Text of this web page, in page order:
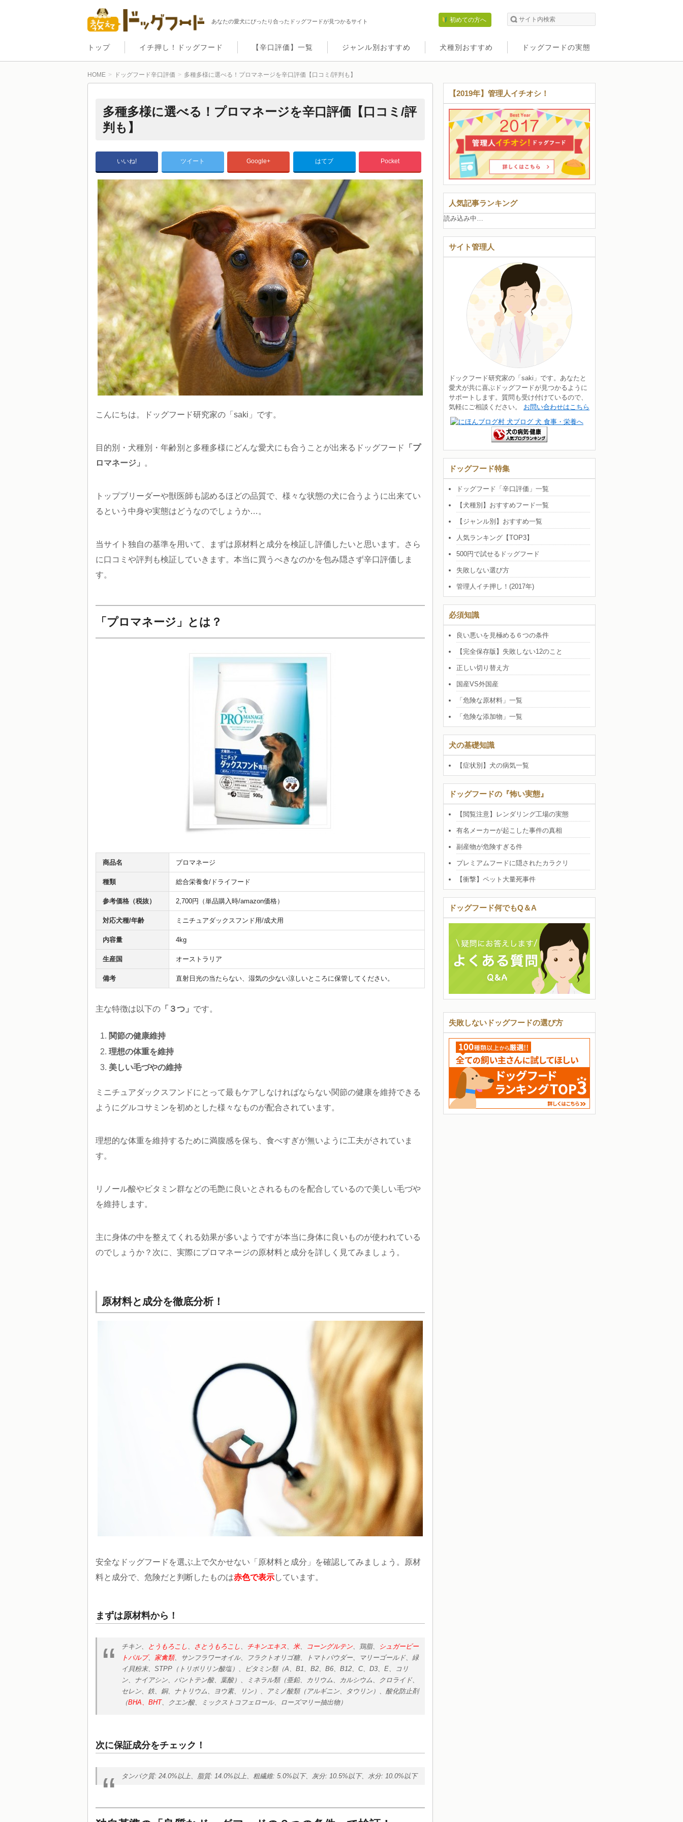
あなたの愛犬にぴったり合ったドッグフードが見つかるサイト 初めての方へ
トップ イチ押し！ドッグフード 【辛口評価】一覧 ジャンル別おすすめ 犬種別おすすめ ドッグフードの実態
HOME ドッグフード辛口評価 多種多様に選べる！プロマネージを辛口評価【口コミ/評判も】
多種多様に選べる！プロマネージを辛口評価【口コミ/評
判も】
いいね! ツイート Google+ はてブ Pocket
こんにちは。ドッグフード研究家の「saki」です。
目的別・犬種別・年齢別と多種多様にどんな愛犬にも合うことが出来るドッグフード
「プ
ロマネージ」
。
トップブリーダーや獣医師も認めるほどの品質で、様々な状態の犬に合うように出来てい
るという中身や実態はどうなのでしょうか…。
当サイト独自の基準を用いて、まずは原材料と成分を検証し評価したいと思います。さら
に口コミや評判も検証していきます。本当に買うべきなのかを包み隠さず辛口評価しま
す。
「プロマネージ」とは？
商品名 プロマネージ
種類 総合栄養食/ドライフード
参考価格（税抜） 2,700円（単品購入時/amazon価格）
対応犬種/年齢 ミニチュアダックスフンド用/成犬用
内容量 4kg
生産国 オーストラリア
備考 直射日光の当たらない、湿気の少ない涼しいところに保管してください。
主な特徴は以下の 「３つ」 です。
関節の健康維持
理想の体重を維持
美しい毛づやの維持
ミニチュアダックスフンドにとって最もケアしなければならない関節の健康を維持できる
ようにグルコサミンを初めとした様々なものが配合されています。
理想的な体重を維持するために満腹感を保ち、食べすぎが無いように工夫がされていま
す。
リノール酸やビタミン群などの毛艶に良いとされるものを配合しているので美しい毛づや
を維持します。
主に身体の中を整えてくれる効果が多いようですが本当に身体に良いものが使われている
のでしょうか？次に、実際にプロマネージの原材料と成分を詳しく見てみましょう。
原材料と成分を徹底分析！
安全なドッグフードを選ぶ上で欠かせない「原材料と成分」を確認してみましょう。原材
料と成分で、危険だと判断したものは赤色で表示しています。
まずは原材料から！
チキン、 とうもろこし さとうもろこし チキンエキス 米、 コーングルテン、鶏脂、
シュガービー
トパルプ、 家禽類、サンフラワーオイル、フラクトオリゴ糖、トマトパウダー、マリーゴールド、緑
イ貝粉末、STPP（トリポリリン酸塩）、ビタミン類（A、B1、B2、B6、B12、C、D3、E、コリ
ン、ナイアシン、パントテン酸、葉酸）、ミネラル類（亜鉛、カリウム、カルシウム、クロライド、
セレン、鉄、銅、ナトリウム、ヨウ素、リン）、アミノ酸類（アルギニン、タウリン）、酸化防止剤
（BHA、BHT、クエン酸、ミックストコフェロール、ローズマリー抽出物）
次に保証成分をチェック！
タンパク質: 24.0%以上、脂質: 14.0%以上、粗繊維: 5.0%以下、灰分: 10.5%以下、水分: 10.0%以下
【2019年】管理人イチオシ！
人気記事ランキング
読み込み中…
サイト管理人
ドックフード研究家の「saki」です。あなたと
愛犬が共に喜ぶドッグフードが見つかるように
サポートします。質問も受け付けているので、
気軽にご相談ください。 お問い合わせはこちら
ドッグフード特集
ドッグフード「辛口評価」一覧
【犬種別】おすすめフード一覧
【ジャンル別】おすすめ一覧
人気ランキング【TOP3】
500円で試せるドッグフード
失敗しない選び方
管理人イチ押し！(2017年)
必須知識
良い悪いを見極める６つの条件
【完全保存版】失敗しない12のこと
正しい切り替え方
国産VS外国産
「危険な原材料」一覧
「危険な添加物」一覧
犬の基礎知識
【症状別】犬の病気一覧
ドッグフードの『怖い実態』
【閲覧注意】レンダリング工場の実態
有名メーカーが起こした事件の真相
副産物が危険すぎる件
プレミアムフードに隠されたカラクリ
【衝撃】ペット大量死事件
ドッグフード何でもQ＆A
失敗しないドッグフードの選び方